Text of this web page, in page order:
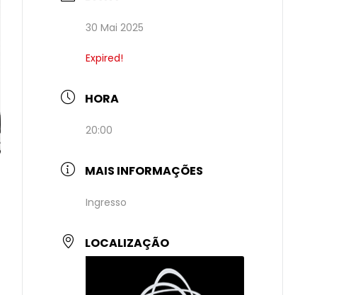
30 Mai 2025
Expired!
HORA
20:00
MAIS INFORMAÇÕES
Ingresso
LOCALIZAÇÃO